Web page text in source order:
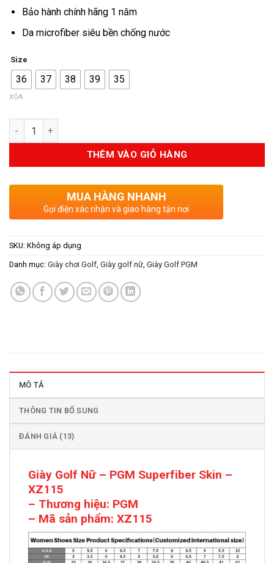
Bảo hành chính hãng 1 năm
Da microfiber siêu bền chống nước
Size
36 37 38 39 35
XÓA
Số lượng
THÊM VÀO GIỎ HÀNG
MUA HÀNG NHANH
Gọi điện xác nhận và giao hàng tận nơi
SKU: Không áp dụng
Danh mục: Giày chơi Golf Giày golf nữ Giày Golf PGM
MÔ TẢ
THÔNG TIN BỔ SUNG
ĐÁNH GIÁ (13)
Giày Golf Nữ – PGM Superfiber Skin –
XZ115
– Thương hiệu: PGM
– Mã sản phẩm: XZ115